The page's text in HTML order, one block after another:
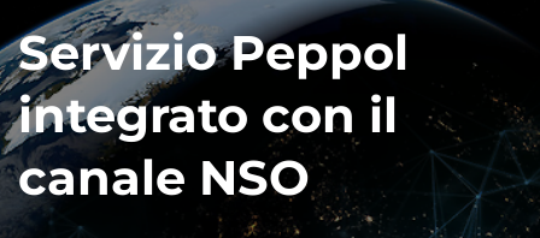
Servizio Peppol
integrato con il
canale NSO